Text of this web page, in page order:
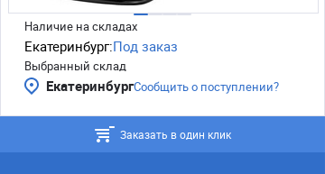
Наличие на складах
Екатеринбург:Под заказ
Выбранный склад
ЕкатеринбургСообщить о поступлении?
Заказать в один клик